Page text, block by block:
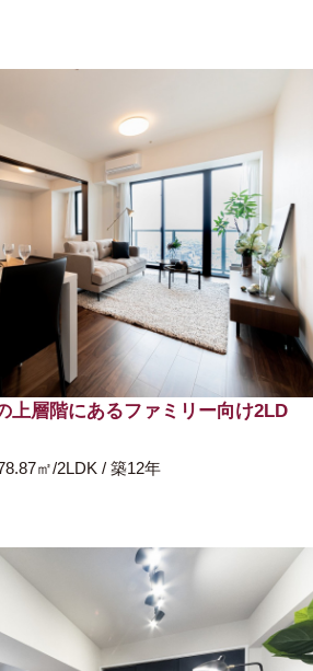
上層階にあるファミリー向け2LD
㎡/2LDK / 築12年